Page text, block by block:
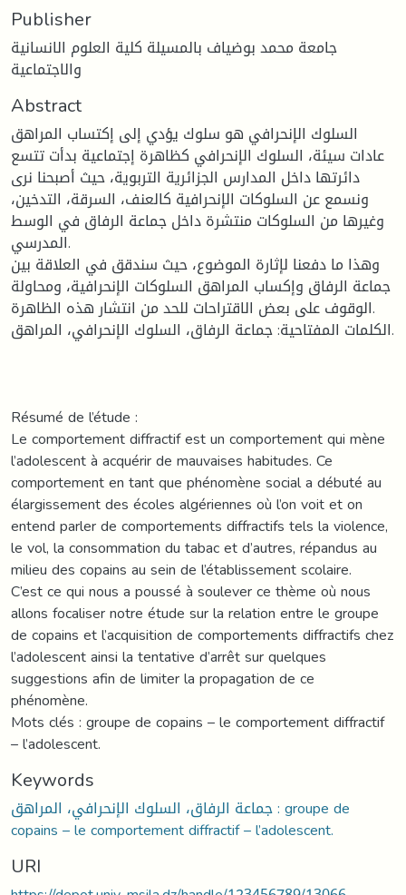
Publisher
جامعة محمد بوضياف بالمسيلة كلية العلوم الانسانية
والاجتماعية
Abstract
السلوك الإنحرافي هو سلوك يؤدي إلى إكتساب المراهق
عادات سيئة، السلوك الإنحرافي كظاهرة إجتماعية بدأت تتسع
دائرتها داخل المدارس الجزائرية التربوية، حيث أصبحنا نرى
ونسمع عن السلوكات الإنحرافية كالعنف، السرقة، التدخين،
وغيرها من السلوكات منتشرة داخل جماعة الرفاق في الوسط
المدرسي.
وهذا ما دفعنا لإثارة الموضوع، حيث سندقق في العلاقة بين
جماعة الرفاق وإكساب المراهق السلوكات الإنحرافية، ومحاولة
الوقوف على بعض الاقتراحات للحد من انتشار هذه الظاهرة.
الكلمات المفتاحية: جماعة الرفاق، السلوك الإنحرافي، المراهق.
Résumé de l’étude :
Le comportement diffractif est un comportement qui mène
l’adolescent à acquérir de mauvaises habitudes. Ce
comportement en tant que phénomène social a débuté au
élargissement des écoles algériennes où l’on voit et on
entend parler de comportements diffractifs tels la violence,
le vol, la consommation du tabac et d’autres, répandus au
milieu des copains au sein de l’établissement scolaire.
C’est ce qui nous a poussé à soulever ce thème où nous
allons focaliser notre étude sur la relation entre le groupe
de copains et l’acquisition de comportements diffractifs chez
l’adolescent ainsi la tentative d’arrêt sur quelques
suggestions afin de limiter la propagation de ce
phénomène.
Mots clés : groupe de copains – le comportement diffractif
– l’adolescent.
Keywords
جماعة الرفاق، السلوك الإنحرافي، المراهق : groupe de
copains – le comportement diffractif – l’adolescent.
URI